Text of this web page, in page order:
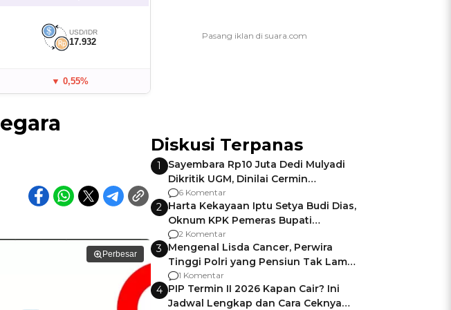
USD/IDR
17.932
▼ 0,55%
Perbesar
Diskusi Terpanas
1
Sayembara Rp10 Juta Dedi Mulyadi
Dikritik UGM, Dinilai Cermin
Gagalnya Negara Jamin Keamanan
6 Komentar
2 Harta Kekayaan Iptu Setya Budi Dias,
Oknum KPK Pemeras Bupati
Pemalang
2 Komentar
3 Mengenal Lisda Cancer, Perwira
Tinggi Polri yang Pensiun Tak Lama
Usai Jadi Brigjen
1 Komentar
4 PIP Termin II 2026 Kapan Cair? Ini
Jadwal Lengkap dan Cara Ceknya